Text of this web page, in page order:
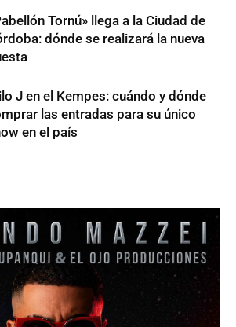
Tornú» llega a la Ciudad de
dónde se realizará la nueva
J en el Kempes: cuándo y dónde
las entradas para su único
en el país